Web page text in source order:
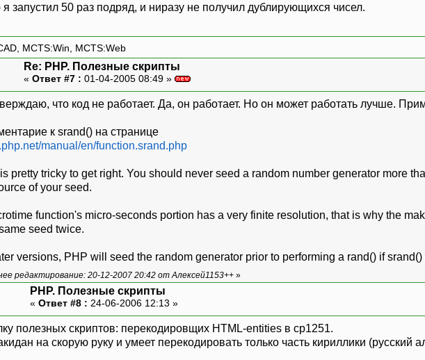
я запустил 50 раз подряд, и ниразу не получил дублирующихся чисел.
MCTS:Win, MCTS:Web
Re: PHP. Полезные скрипты
« Ответ #7 : 01-04-2005 08:49 »
что код не работает. Да, он работает. Но он может работать лучше.
к srand() на странице
manual/en/function.srand.php
pretty tricky to get right. You should never seed a random number generator more
of your seed.
function's micro-seconds portion has a very finite resolution, that is why the
seed twice.
versions, PHP will seed the random generator prior to performing a rand() if
редактирование: 20-12-2007 20:42 от Алексей1153++ »
PHP. Полезные скрипты
« Ответ #8 : 24-06-2006 12:13 »
полезных скриптов: перекодировщих HTML-entities в cp1251.
на скорую руку и умеет перекодировать только часть кириллики